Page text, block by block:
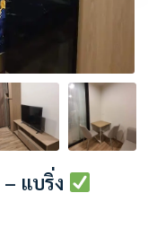
แบริ่ง